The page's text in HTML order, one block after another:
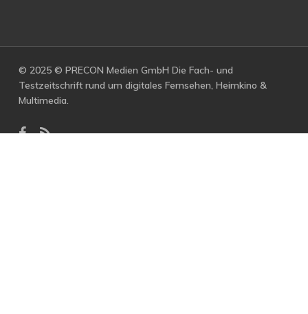
© 2025 © PRECON Medien GmbH Die Fach- und
Testzeitschrift rund um digitales Fernsehen, Heimkino &
Multimedia.
facebook
RSS